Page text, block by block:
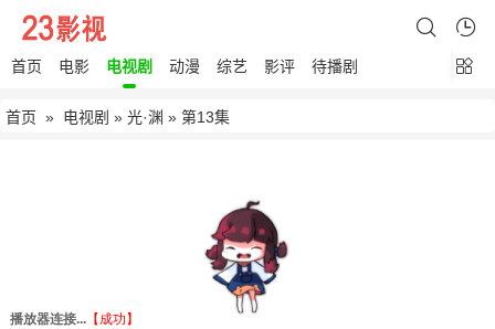
首页 电影 电视剧 动漫 综艺 影评 待播剧
首页 » 电视剧 » 光·渊 » 第13集